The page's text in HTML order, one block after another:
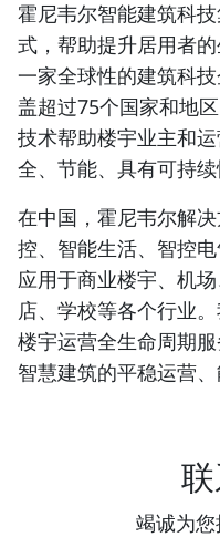
霍尼韦尔智能建筑科
式，帮助提升居用者
一家全球性的建筑科
盖超过75个国家和地
技术帮助楼宇业主和
全、节能、具有可持续
在中国，霍尼韦尔解
控、智能生活、智控
应用于商业楼宇、机
店、学校等各个行业
楼宇运营全生命周期
智慧建筑的平稳运营、
竭诚为